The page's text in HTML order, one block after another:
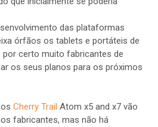
das plataformas
órfãos os tablets e portáteis de
por certo muito fabricantes de
os seus planos para os próximos
Cherry Trail Atom x5 and x7 vão
fabricantes, mas não há